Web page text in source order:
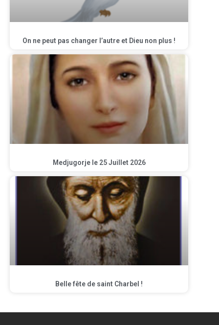
On ne peut pas changer l’autre et Dieu non plus !
Medjugorje le 25 Juillet 2026
Belle fête de saint Charbel !